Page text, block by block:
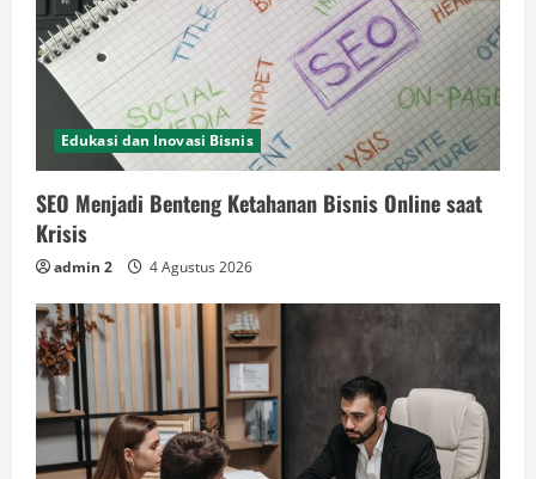
Edukasi dan Inovasi Bisnis
SEO Menjadi Benteng Ketahanan Bisnis Online saat
Krisis
admin 2 4 Agustus 2026